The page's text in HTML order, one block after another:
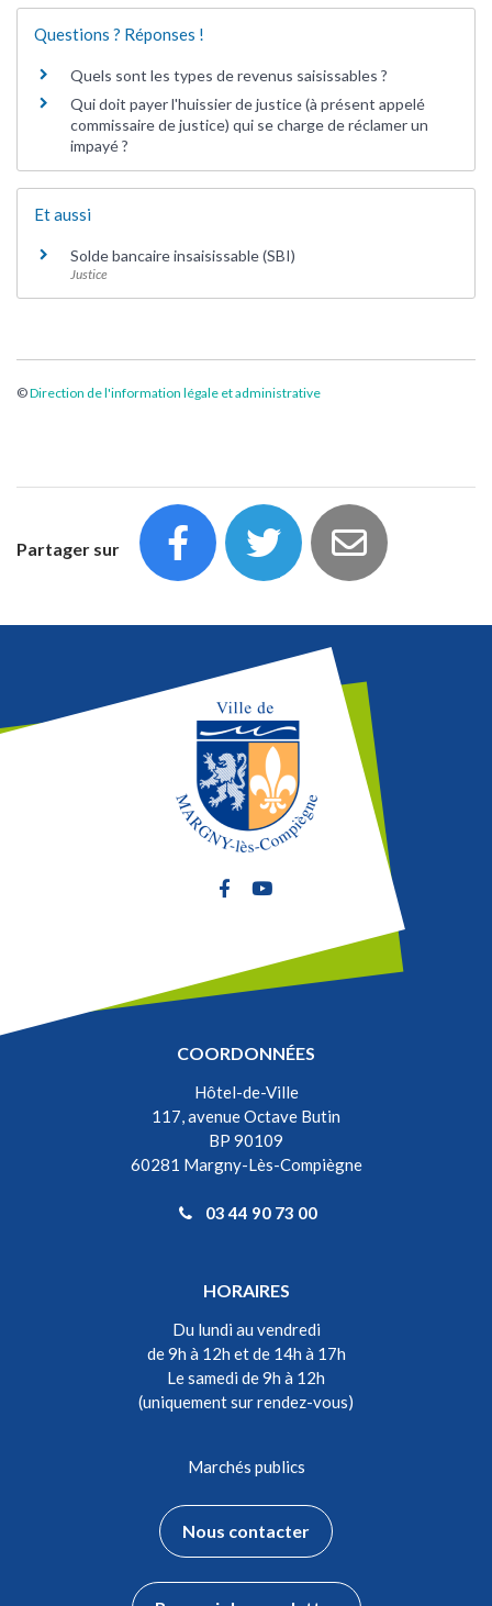
Questions ? Réponses !
Quels sont les types de revenus saisissables ?
Qui doit payer l'huissier de justice (à présent appelé
commissaire de justice) qui se charge de réclamer un
impayé ?
Et aussi
Solde bancaire insaisissable (SBI)
Justice
©Direction de l'information légale et administrative
Partager sur
Lien vers le compte Facebook
Lien vers la chaîne Youtube
COORDONNÉES
Hôtel-de-Ville
117, avenue Octave Butin
BP 90109
60281 Margny-Lès-Compiègne
03 44 90 73 00
HORAIRES
Du lundi au vendredi
de 9h à 12h et de 14h à 17h
Le samedi de 9h à 12h
(uniquement sur rendez-vous)
Marchés publics
Nous contacter